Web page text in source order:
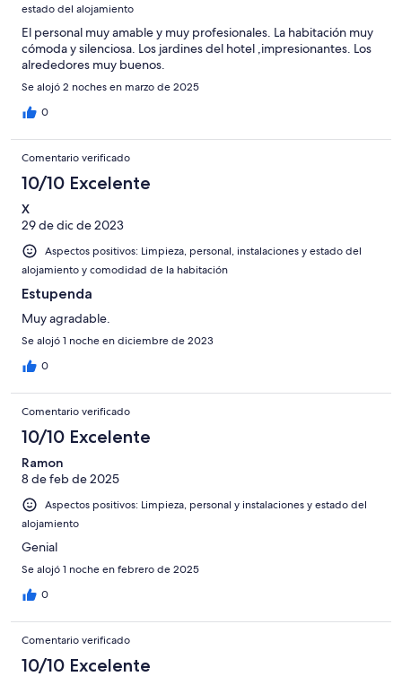
estado del alojamiento
El personal muy amable y muy profesionales. La habitación muy
cómoda y silenciosa. Los jardines del hotel ,impresionantes. Los
alrededores muy buenos.
Se alojó 2 noches en marzo de 2025
0
Comentario verificado
10/10 Excelente
X
29 de dic de 2023
Aspectos positivos: Limpieza, personal, instalaciones y estado del
alojamiento y comodidad de la habitación
Estupenda
Muy agradable.
Se alojó 1 noche en diciembre de 2023
0
Comentario verificado
10/10 Excelente
Ramon
8 de feb de 2025
Aspectos positivos: Limpieza, personal y instalaciones y estado del
alojamiento
Genial
Se alojó 1 noche en febrero de 2025
0
Comentario verificado
10/10 Excelente